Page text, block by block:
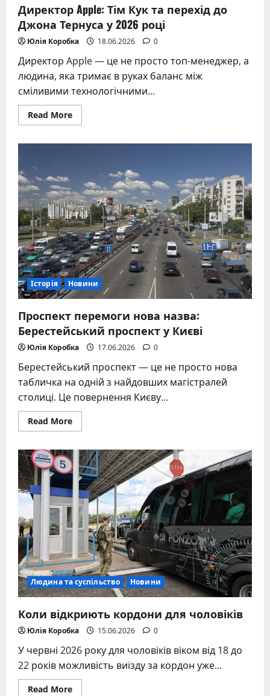
Директор Apple: Тім Кук та перехід до
Джона Тернуса у 2026 році
Юлія Коробка 18.06.2026 0
Директор Apple — це не просто топ-менеджер, а
людина, яка тримає в руках баланс між
сміливими технологічними...
Read MoreRead
more
перехід
до
Джона
Тернуса
у
2026
році
Історія Новини
Проспект перемоги нова назва:
Берестейський проспект у Києві
Юлія Коробка 17.06.2026 0
Берестейський проспект — це не просто нова
табличка на одній з найдовших магістралей
столиці. Це повернення Києву...
Read MoreRead
more
перемоги
нова
назва:
Берестейський
проспект
у
Києві
Людина та суспільство Новини
Коли відкриють кордони для чоловіків
Юлія Коробка 15.06.2026 0
У червні 2026 року для чоловіків віком від 18 до
22 років можливість виїзду за кордон уже...
Read MoreRead